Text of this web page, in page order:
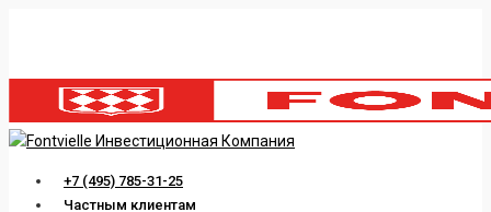
content
Menu
+7 (495) 785-31-25
Частным клиентам